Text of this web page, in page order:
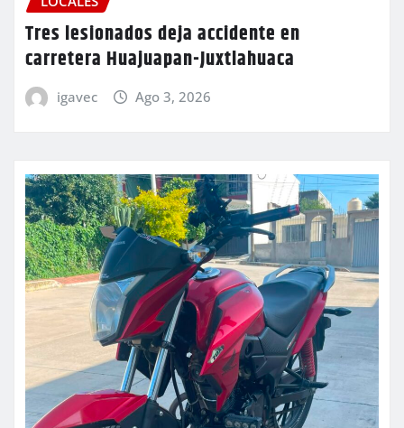
Tres lesionados deja accidente en
carretera Huajuapan-Juxtlahuaca
igavec Ago 3, 2026